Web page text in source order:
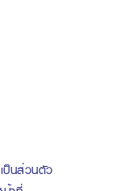
ป็นส่วนตัว